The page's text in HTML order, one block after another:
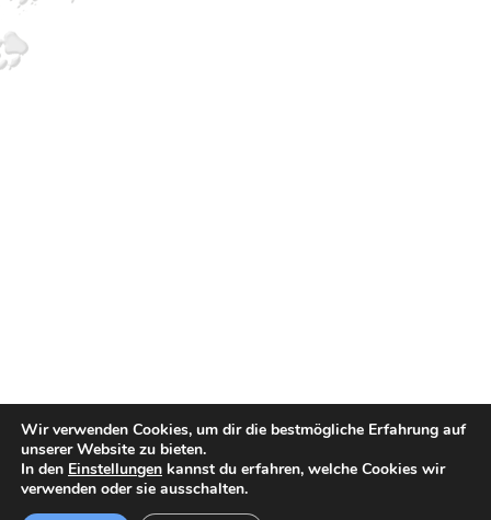
Wir verwenden Cookies, um dir die bestmögliche Erfahrung auf
unserer Website zu bieten.
In den Einstellungen kannst du erfahren, welche Cookies wir
verwenden oder sie ausschalten.